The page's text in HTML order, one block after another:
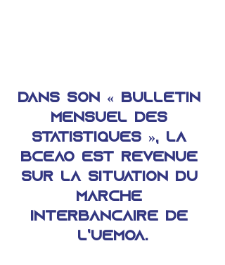
Dans son « Bulletin
mensuel des
statistiques », la
BCEAO est revenue
sur la situation du
marché
interbancaire de
l’UEMOA.